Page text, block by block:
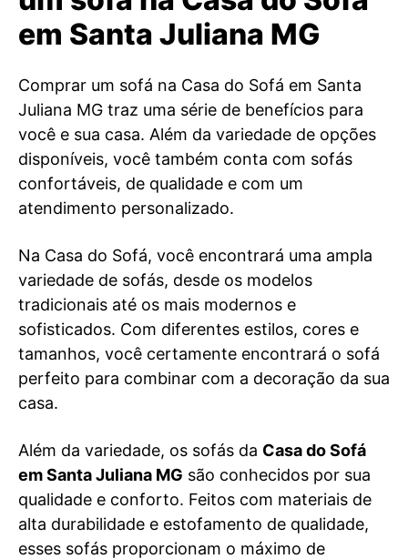
em Santa Juliana MG
Comprar um sofá na Casa do Sofá em Santa
Juliana MG traz uma série de benefícios para
você e sua casa. Além da variedade de opções
disponíveis, você também conta com sofás
confortáveis, de qualidade e com um
atendimento personalizado.
Na Casa do Sofá, você encontrará uma ampla
variedade de sofás, desde os modelos
tradicionais até os mais modernos e
sofisticados. Com diferentes estilos, cores e
tamanhos, você certamente encontrará o sofá
perfeito para combinar com a decoração da sua
casa.
Além da variedade, os sofás da Casa do Sofá
em Santa Juliana MG são conhecidos por sua
qualidade e conforto. Feitos com materiais de
alta durabilidade e estofamento de qualidade,
esses sofás proporcionam o máximo de